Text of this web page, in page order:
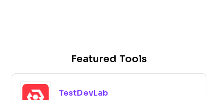
Featured Tools
TestDevLab